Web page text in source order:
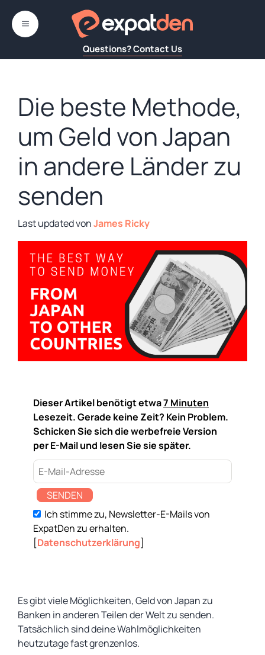
Inhalt
springen
Questions? Contact Us
MENÜ
Die beste Methode,
um Geld von Japan
in andere Länder zu
senden
vonJames Ricky
Dieser Artikel benötigt etwa7 Minuten
Lesezeit. Gerade keine Zeit? Kein Problem.
Schicken Sie sich die werbefreie Version
per E-Mail und lesen Sie sie später.
SENDEN
Ich stimme zu, Newsletter-E-Mails von
ExpatDen zu erhalten.
[Datenschutzerklärung]
Es gibt viele Möglichkeiten, Geld von Japan zu
Banken in anderen Teilen der Welt zu senden.
Tatsächlich sind deine Wahlmöglichkeiten
heutzutage fast grenzenlos.